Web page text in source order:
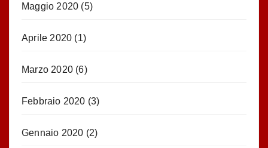
Maggio 2020 (5)
Aprile 2020 (1)
Marzo 2020 (6)
Febbraio 2020 (3)
Gennaio 2020 (2)